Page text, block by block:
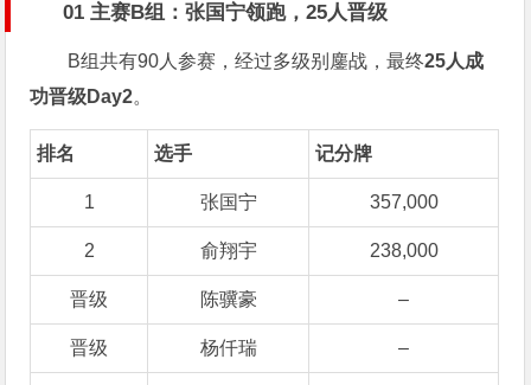
01 主赛B组：张国宁领跑，25人晋级
B组共有90人参赛，经过多级别鏖战，最终25人成
功晋级Day2。
排名 选手 记分牌
1 张国宁 357,000
2 俞翔宇 238,000
晋级 陈骥豪 –
晋级 杨仟瑞 –